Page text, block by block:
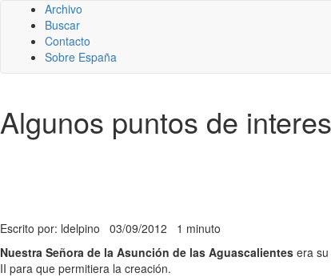
Archivo
Buscar
Contacto
Sobre España
Algunos puntos de
Escrito por: ldelpino 03/09/2012 1 minuto
Nuestra Señora de la Asunción de las Aguascalientes era
II para que permitiera la creación.